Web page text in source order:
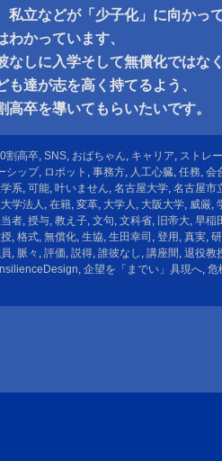
私立などが「少子化」に向かっ
わかっています、
なしに入学そして無償化ではな
も達が志を高く持てるよう、
高卒を導いてもらいたいです。
割高卒, SNS, おばちゃん, キャリア, ストレ
シップ, ロボット , 事務方, 人工心臓, 任務, 会
学系, 可能, 叶いません, 名古屋大学, 名古屋市
学法人 , 在籍, 変革, 大学人 , 大阪大学, 威厳,
者, 授与, 教え子, 文句, 文科省, 旧帝大, 早稲
, 格式, 無償化, 生協, 生田幸司 , 登用 , 真実,
, 脈々 , 評価, 説得, 誰彼なし , 講座間 , 退役教
, 企望を「までい」具現へ, 危